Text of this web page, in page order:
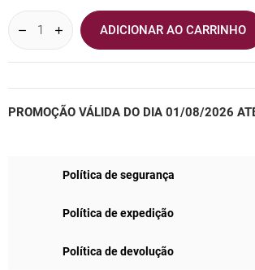
ADICIONAR AO CARRINHO
PROMOÇÃO VÁLIDA DO DIA 01/08/2026
Política de segurança
Política de expedição
Política de devolução